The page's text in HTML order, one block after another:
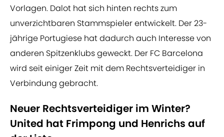
Vorlagen. Dalot hat sich hinten rechts zum
unverzichtbaren Stammspieler entwickelt. Der 23-
jährige Portugiese hat dadurch auch Interesse von
anderen Spitzenklubs geweckt. Der FC Barcelona
wird seit einiger Zeit mit dem Rechtsverteidiger in
Verbindung gebracht.
Neuer Rechtsverteidiger im Winter?
United hat Frimpong und Henrichs auf